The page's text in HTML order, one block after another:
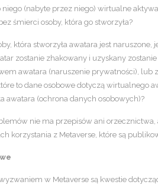
niego (nabyte przez niego) wirtualne
śmierci osoby, która go stworzyła?
która stworzyła awatara jest
zostanie zhakowany i uzyskany
awatara (naruszenie prywatności), lub
to dane osobowe dotyczą wirtualnego
awatara (ochrona danych osobowych)?
nie ma przepisów ani
korzystania z Metaverse, które są
w Metaverse są kwestie